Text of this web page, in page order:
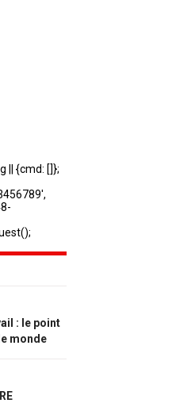
: le point
monde